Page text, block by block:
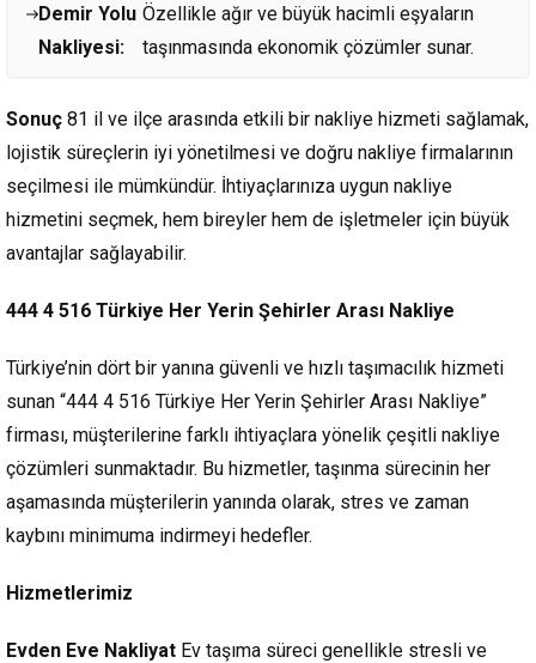
Demir Yolu
Nakliyesi:
Özellikle ağır ve büyük hacimli eşyaların
taşınmasında ekonomik çözümler sunar.
Sonuç 81 il ve ilçe arasında etkili bir nakliye hizmeti sağlamak,
lojistik süreçlerin iyi yönetilmesi ve doğru nakliye firmalarının
seçilmesi ile mümkündür. İhtiyaçlarınıza uygun nakliye
hizmetini seçmek, hem bireyler hem de işletmeler için büyük
avantajlar sağlayabilir.
444 4 516 Türkiye Her Yerin Şehirler Arası Nakliye
Türkiye’nin dört bir yanına güvenli ve hızlı taşımacılık hizmeti
sunan “444 4 516 Türkiye Her Yerin Şehirler Arası Nakliye”
firması, müşterilerine farklı ihtiyaçlara yönelik çeşitli nakliye
çözümleri sunmaktadır. Bu hizmetler, taşınma sürecinin her
aşamasında müşterilerin yanında olarak, stres ve zaman
kaybını minimuma indirmeyi hedefler.
Hizmetlerimiz
Evden Eve Nakliyat Ev taşıma süreci genellikle stresli ve